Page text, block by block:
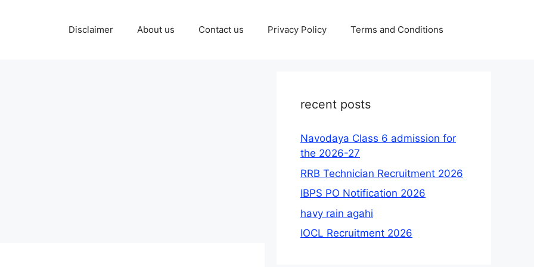
Disclaimer About us Contact us Privacy Policy Terms and Conditions
recent posts
Navodaya Class 6 admission for
the 2026-27
RRB Technician Recruitment 2026
IBPS PO Notification 2026
havy rain agahi
IOCL Recruitment 2026